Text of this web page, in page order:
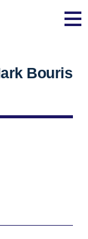
Bouris